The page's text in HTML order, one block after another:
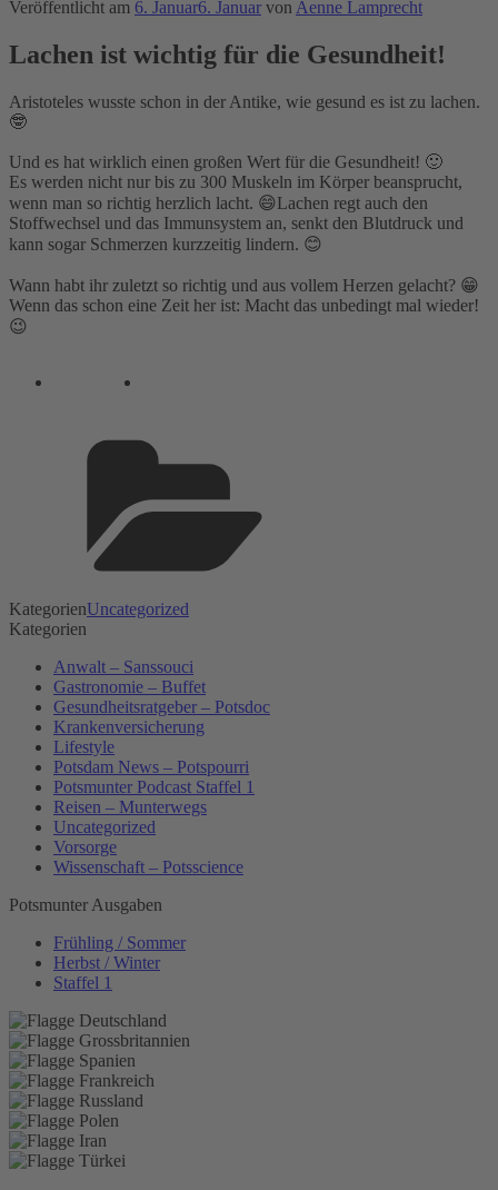
Veröffentlicht am 6. Januar6. Januar von Aenne Lamprecht
Lachen ist wichtig für die Gesundheit!
Aristoteles wusste schon in der Antike, wie gesund es ist zu lachen.
🤓⁣
Und es hat wirklich einen großen Wert für die Gesundheit! 🙂⁣
Es werden nicht nur bis zu 300 Muskeln im Körper beansprucht,
wenn man so richtig herzlich lacht. 😄Lachen regt auch den
Stoffwechsel und das Immunsystem an, senkt den Blutdruck und
kann sogar Schmerzen kurzzeitig lindern. 😊⁣
Wann habt ihr zuletzt so richtig und aus vollem Herzen gelacht? 😁⁣
Wenn das schon eine Zeit her ist: Macht das unbedingt mal wieder!
😉
KategorienUncategorized
Kategorien
Anwalt – Sanssouci
Gastronomie – Buffet
Gesundheitsratgeber – Potsdoc
Krankenversicherung
Lifestyle
Potsdam News – Potspourri
Potsmunter Podcast Staffel 1
Reisen – Munterwegs
Uncategorized
Vorsorge
Wissenschaft – Potsscience
Potsmunter Ausgaben
Frühling / Sommer
Herbst / Winter
Staffel 1